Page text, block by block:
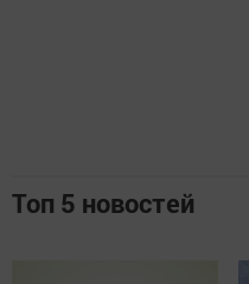
Топ 5 новостей